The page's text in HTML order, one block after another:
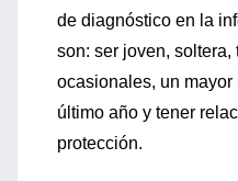
de diagnóstico en la
son: ser joven, soltera,
ocasionales, un mayor
último año y tener
protección.